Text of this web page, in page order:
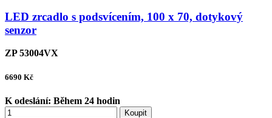
LED zrcadlo s podsvícením, 100 x 70, dotykový
senzor
ZP 53004VX
6690 Kč
K odeslání: Během 24 hodin
Koupit